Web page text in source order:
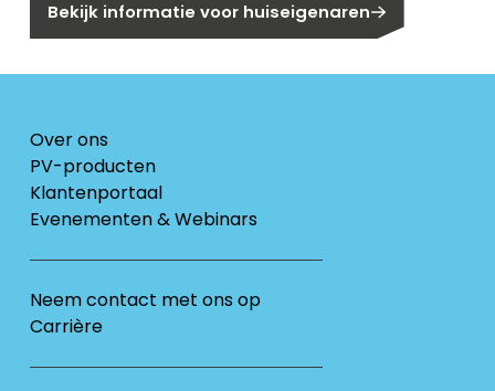
Bekijk informatie voor huiseigenaren
Over ons
PV-producten
Klantenportaal
Evenementen & Webinars
Neem contact met ons op
Carrière